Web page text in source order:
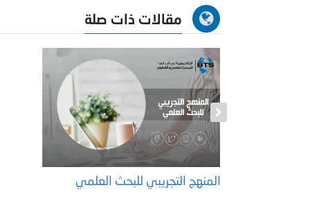
مقالات ذات صلة
المنهج التجريبي للبحث العلمي